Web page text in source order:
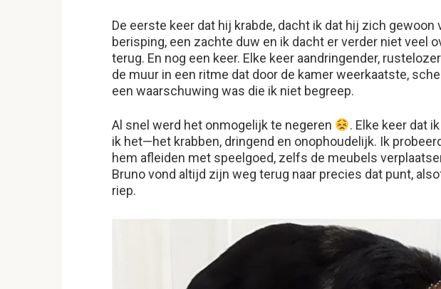
De eerste keer dat hij krabde, dacht ik dat hij zich gewoon
berisping, een zachte duw en ik dacht er verder niet veel
terug. En nog een keer. Elke keer aandringender,
de muur in een ritme dat door de kamer weerkaatste,
een waarschuwing was die ik niet begreep.
Al snel werd het onmogelijk te negeren
. Elke keer dat
ik het—het krabben, dringend en onophoudelijk. Ik
hem afleiden met speelgoed, zelfs de meubels
Bruno vond altijd zijn weg terug naar precies dat punt,
riep.